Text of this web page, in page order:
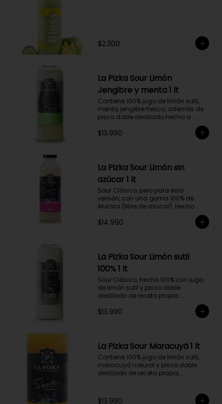
$2.300
La Pizka Sour Limón
Jengibre y menta 1 lt
Contiene 100% jugo de limón sutil,
menta, jengibre fresco, además de
pisco doble destilado hecho a
Alejandría, Amarilla, Rosada y
$13.990
La Pizka Sour Limón sin
azúcar 1 lt
Sour Clásico, pero para esta
versión, con una goma 100% de
Alulosa (libre de azúcar). Hecho
100% con jugo de limón sutil y pisco
doble destilado de receta propia
hecho a partir de uva Moscatel de
corazón del Valle del Elqui.
$14.990
La Pizka Sour Limón sutil
100% 1 lt
Sour Clásico, hecho 100% con jugo
de limón sutil y pisco doble
destilado de receta propia.
Elaborado en el corazón del Valle
del Elqui, hecho a partir de uva
$13.990
La Pizka Sour Maracuyá 1 lt
Contiene 100% jugo de limón sutil,
maracuyá natural y pisco doble
destilado de receta propia,
$13.990